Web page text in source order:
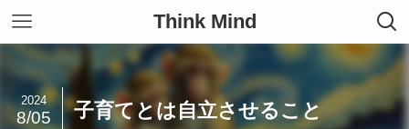
Think Mind
子育てとは自立させること
2024
8/05